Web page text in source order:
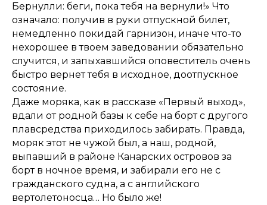
Бернулли: беги, пока тебя на вернули!» Что
означало: получив в руки отпускной билет,
немедленно покидай гарнизон, иначе что-то
нехорошее в твоем заведовании обязательно
случится, и запыхавшийся оповеститель очень
быстро вернет тебя в исходное, доотпускное
состояние.
Даже моряка, как в рассказе «Первый выход»,
вдали от родной базы к себе на борт с другого
плавсредства приходилось забирать. Правда,
моряк этот не чужой был, а наш, родной,
выпавший в районе Канарских островов за
борт в ночное время, и забирали его не с
гражданского судна, а с английского
вертолетоносца… Но было же!